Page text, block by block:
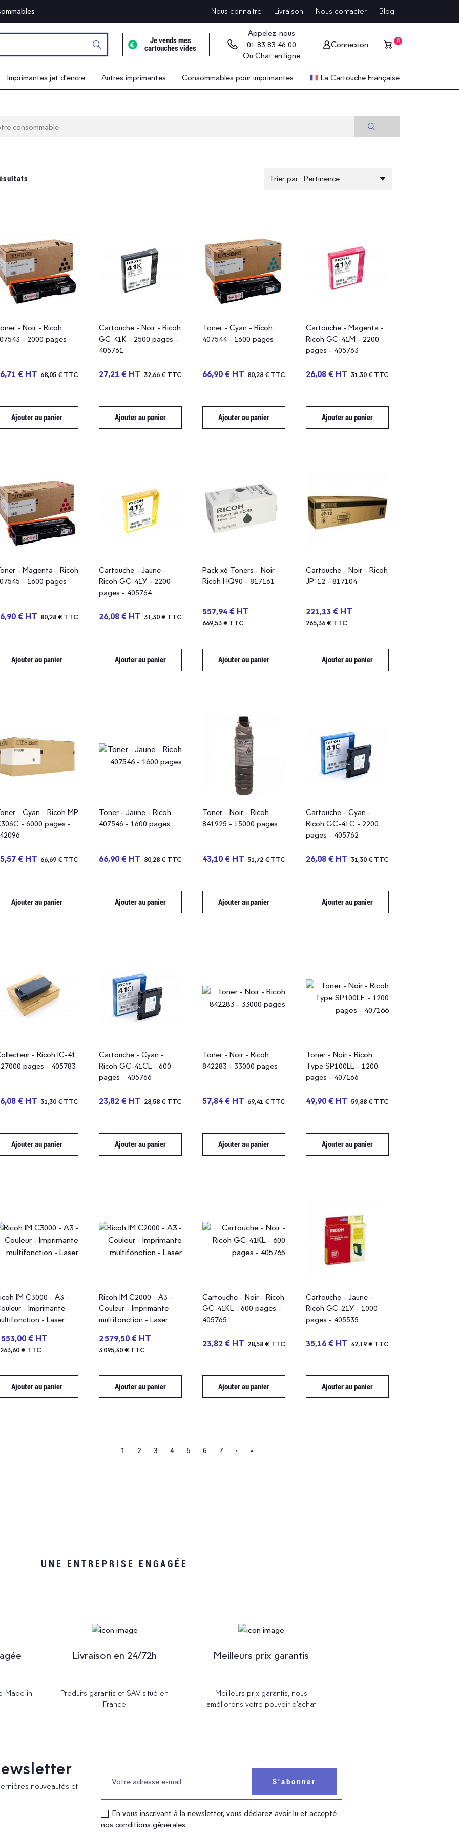
Nous connaitre Livraison Nous contacter Blog
Je vends mes
cartouches vides
Appelez-nous
01 83 83 46 00
Ou Chat en ligne
Connexion 0
Imprimantes jet d'encre Autres imprimantes Consommables pour imprimantes La Cartouche Française
- Noir - Ricoh
- 2000 pages
€ HT 68,05 € TTC
Ajouter au panier
Cartouche - Noir - Ricoh
GC-41K - 2500 pages -
405761
27,21 € HT 32,66 € TTC
Ajouter au panier
Toner - Cyan - Ricoh
407544 - 1600 pages
66,90 € HT 80,28 € TTC
Ajouter au panier
Cartouche - Magenta -
Ricoh GC-41M - 2200
pages - 405763
26,08 € HT 31,30 € TTC
Ajouter au panier
- Magenta - Ricoh
- 1600 pages
€ HT 80,28 € TTC
Ajouter au panier
Cartouche - Jaune -
Ricoh GC-41Y - 2200
pages - 405764
26,08 € HT 31,30 € TTC
Ajouter au panier
Pack x6 Toners - Noir -
Ricoh HQ90 - 817161
557,94 € HT
669,53 € TTC
Ajouter au panier
Cartouche - Noir - Ricoh
JP-12 - 817104
221,13 € HT
265,36 € TTC
Ajouter au panier
- Cyan - Ricoh MP
- 6000 pages -
€ HT 66,69 € TTC
Ajouter au panier
Toner - Jaune - Ricoh
407546 - 1600 pages
66,90 € HT 80,28 € TTC
Ajouter au panier
Toner - Noir - Ricoh
841925 - 15000 pages
43,10 € HT 51,72 € TTC
Ajouter au panier
Cartouche - Cyan -
Ricoh GC-41C - 2200
pages - 405762
26,08 € HT 31,30 € TTC
Ajouter au panier
- Ricoh IC-41
pages - 405783
€ HT 31,30 € TTC
Ajouter au panier
Cartouche - Cyan -
Ricoh GC-41CL - 600
pages - 405766
23,82 € HT 28,58 € TTC
Ajouter au panier
Toner - Noir - Ricoh
842283 - 33000 pages
57,84 € HT 69,41 € TTC
Ajouter au panier
Toner - Noir - Ricoh
Type SP100LE - 1200
pages - 407166
49,90 € HT 59,88 € TTC
Ajouter au panier
IM C3000 - A3 -
- Imprimante
- Laser
553,00 € HT
263,60 € TTC
Ajouter au panier
Ricoh IM C2000 - A3 -
Couleur - Imprimante
multifonction - Laser
2 579,50 € HT
3 095,40 € TTC
Ajouter au panier
Cartouche - Noir - Ricoh
GC-41KL - 600 pages -
405765
23,82 € HT 28,58 € TTC
Ajouter au panier
Cartouche - Jaune -
Ricoh GC-21Y - 1000
pages - 405535
35,16 € HT 42,19 € TTC
Ajouter au panier
1 2 3 4 5 6 7 › »
UNE ENTREPRISE ENGAGÉE
Made in
Livraison en 24/72h
Produits garantis et SAV situé en
France
Meilleurs prix garantis
Meilleurs prix garantis, nous
améliorons votre pouvoir d’achat
nouveautés et
En vous inscrivant à la newsletter, vous déclarez avoir lu et accepté
nos conditions générales